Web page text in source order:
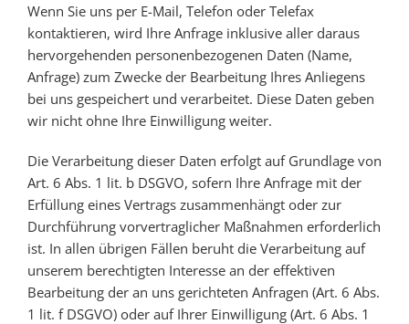
Wenn Sie uns per E-Mail, Telefon oder Telefax
kontaktieren, wird Ihre Anfrage inklusive aller daraus
hervorgehenden personenbezogenen Daten (Name,
Anfrage) zum Zwecke der Bearbeitung Ihres Anliegens
bei uns gespeichert und verarbeitet. Diese Daten geben
wir nicht ohne Ihre Einwilligung weiter.
Die Verarbeitung dieser Daten erfolgt auf Grundlage von
Art. 6 Abs. 1 lit. b DSGVO, sofern Ihre Anfrage mit der
Erfüllung eines Vertrags zusammenhängt oder zur
Durchführung vorvertraglicher Maßnahmen erforderlich
ist. In allen übrigen Fällen beruht die Verarbeitung auf
unserem berechtigten Interesse an der effektiven
Bearbeitung der an uns gerichteten Anfragen (Art. 6 Abs.
1 lit. f DSGVO) oder auf Ihrer Einwilligung (Art. 6 Abs. 1